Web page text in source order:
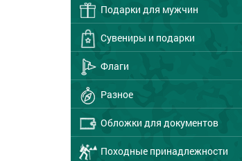
Подарки для мужчин
Сувениры и подарки
Флаги
Разное
Обложки для документов
Походные принадлежности